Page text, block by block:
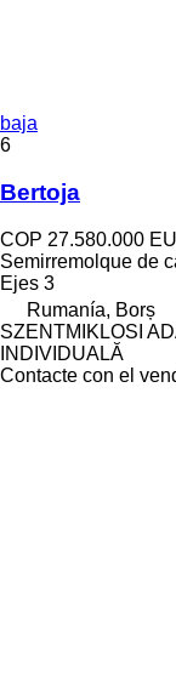
baja
6
Bertoja
COP 27.580.000
Semirremolque de
Ejes 3
Rumanía, Borș
SZENTMIKLOSI
INDIVIDUALĂ
Contacte con el